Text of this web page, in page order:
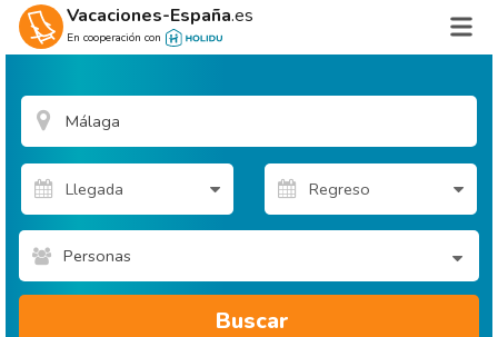
Vacaciones-España.es
En cooperación con
Personas
Buscar